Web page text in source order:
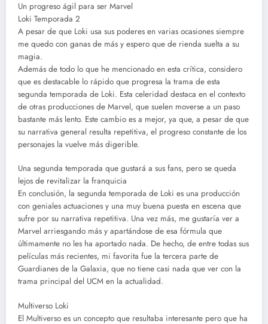
Un progreso ágil para ser Marvel
Loki Temporada 2
A pesar de que Loki usa sus poderes en varias ocasiones siempre
me quedo con ganas de más y espero que de rienda suelta a su
magia.
Además de todo lo que he mencionado en esta crítica, considero
que es destacable lo rápido que progresa la trama de esta
segunda temporada de Loki. Esta celeridad destaca en el contexto
de otras producciones de Marvel, que suelen moverse a un paso
bastante más lento. Este cambio es a mejor, ya que, a pesar de que
su narrativa general resulta repetitiva, el progreso constante de los
personajes la vuelve más digerible.
Una segunda temporada que gustará a sus fans, pero se queda
lejos de revitalizar la franquicia
En conclusión, la segunda temporada de Loki es una producción
con geniales actuaciones y una muy buena puesta en escena que
sufre por su narrativa repetitiva. Una vez más, me gustaría ver a
Marvel arriesgando más y apartándose de esa fórmula que
últimamente no les ha aportado nada. De hecho, de entre todas sus
películas más recientes, mi favorita fue la tercera parte de
Guardianes de la Galaxia, que no tiene casi nada que ver con la
trama principal del UCM en la actualidad.
Multiverso Loki
El Multiverso es un concepto que resultaba interesante pero que ha